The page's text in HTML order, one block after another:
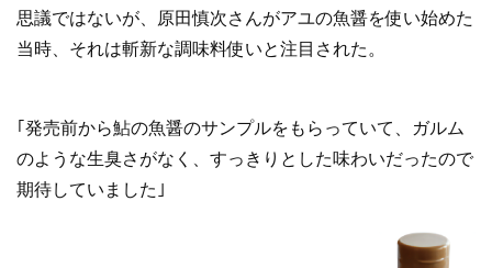
o
k
思議ではないが、原田慎次さんがアユの魚醤を使い始めた
当時、それは斬新な調味料使いと注目された。
｢発売前から鮎の魚醤のサンプルをもらっていて、ガルム
のような生臭さがなく、すっきりとした味わいだったので
期待していました｣